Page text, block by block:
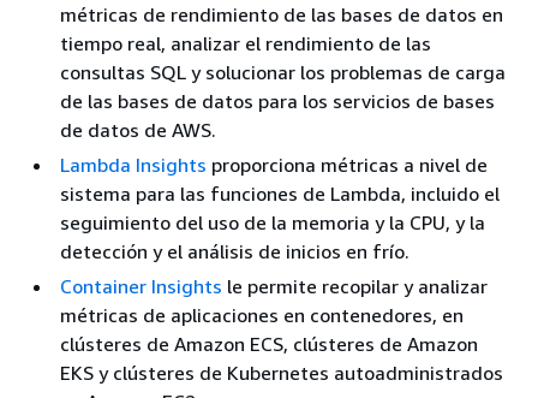
métricas de rendimiento de las bases de datos en
tiempo real, analizar el rendimiento de las
consultas SQL y solucionar los problemas de carga
de las bases de datos para los servicios de bases
de datos de AWS.
Lambda Insights proporciona métricas a nivel de
sistema para las funciones de Lambda, incluido el
seguimiento del uso de la memoria y la CPU, y la
detección y el análisis de inicios en frío.
Container Insights le permite recopilar y analizar
métricas de aplicaciones en contenedores, en
clústeres de Amazon ECS, clústeres de Amazon
EKS y clústeres de Kubernetes autoadministrados